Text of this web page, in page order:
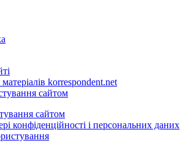
korrespondent.net
сайтом
сайтом
конфіденційності і персональних даних